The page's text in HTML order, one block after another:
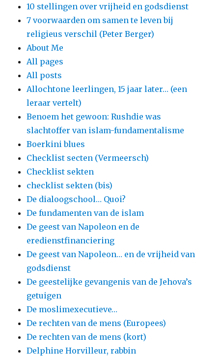
10 stellingen over vrijheid en godsdienst
7 voorwaarden om samen te leven bij
religieus verschil (Peter Berger)
About Me
All pages
All posts
Allochtone leerlingen, 15 jaar later… (een
leraar vertelt)
Benoem het gewoon: Rushdie was
slachtoffer van islam-fundamentalisme
Boerkini blues
Checklist secten (Vermeersch)
Checklist sekten
checklist sekten (bis)
De dialoogschool… Quoi?
De fundamenten van de islam
De geest van Napoleon en de
eredienstfinanciering
De geest van Napoleon… en de vrijheid van
godsdienst
De geestelijke gevangenis van de Jehova’s
getuigen
De moslimexecutieve…
De rechten van de mens (Europees)
De rechten van de mens (kort)
Delphine Horvilleur, rabbin